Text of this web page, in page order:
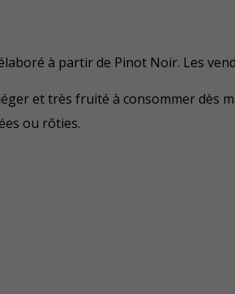
à partir de Pinot Noir. Les
et très fruité à consommer dès
ou rôties.